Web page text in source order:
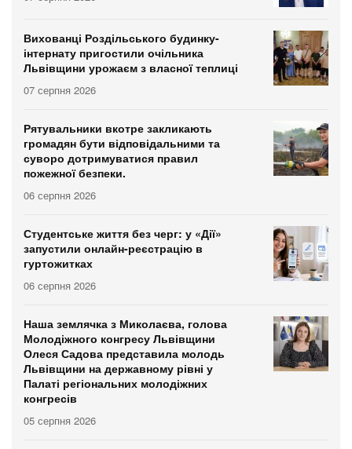
Вихованці Роздільського будинку-
інтернату пригостили очільника
Львівщини урожаєм з власної теплиці
07 серпня 2026
Рятувальники вкотре закликають
громадян бути відповідальними та
суворо дотримуватися правил
пожежної безпеки.
06 серпня 2026
Студентське життя без черг: у «Дії»
запустили онлайн-реєстрацію в
гуртожитках
06 серпня 2026
Наша землячка з Миколаєва, голова
Молодіжного конгресу Львівщини
Олеся Садова представила молодь
Львівщини на державному рівні у
Палаті регіональних молодіжних
конгресів
05 серпня 2026